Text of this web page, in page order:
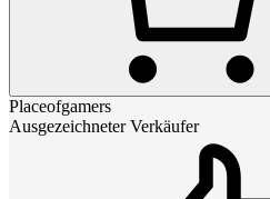
Placeofgamers
Ausgezeichneter Verkäufer